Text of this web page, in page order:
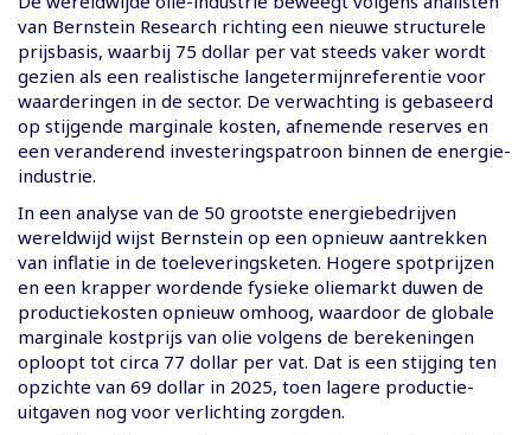
van Bernstein Research richting een nieuwe structurele
prijsbasis, waarbij 75 dollar per vat steeds vaker wordt
gezien als een realistische langetermijnreferentie voor
waarderingen in de sector. De verwachting is gebaseerd
op stijgende marginale kosten, afnemende reserves en
een veranderend investeringspatroon binnen de energie-
industrie.
In een analyse van de 50 grootste energiebedrijven
wereldwijd wijst Bernstein op een opnieuw aantrekken
van inflatie in de toeleveringsketen. Hogere spotprijzen
en een krapper wordende fysieke oliemarkt duwen de
productiekosten opnieuw omhoog, waardoor de globale
marginale kostprijs van olie volgens de berekeningen
oploopt tot circa 77 dollar per vat. Dat is een stijging ten
opzichte van 69 dollar in 2025, toen lagere productie-
uitgaven nog voor verlichting zorgden.